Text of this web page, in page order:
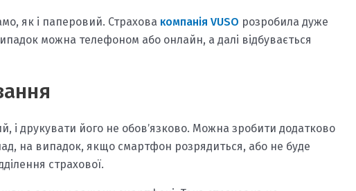
як і паперовий. Страхова компанія VUSO розробила дуже
можна телефоном або онлайн, а далі відбувається
і друкувати його не обовʼязково. Можна зробити додатково
на випадок, якщо смартфон розрядиться, або не буде
страхової.